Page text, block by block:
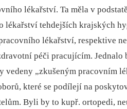
lékařství. Ta měla v
lékařství tehdejších krajských
lékařství, respektive
péči pracujícím. Jednalo
vedeny „zkušeným pracovním
které se podílejí na
Byli by to kupř. ortopedi,